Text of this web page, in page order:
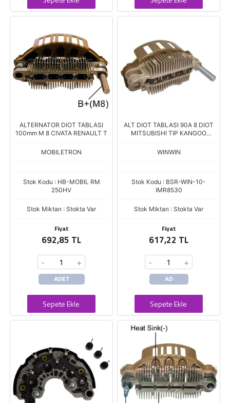
ALTERNATOR DIOT TABLASI
100mm M 8 CIVATA RENAULT T
MOBILETRON
Stok Kodu : HB-MOBIL RM
250HV
Stok Miktarı : Stokta Var
Fiyat
692,85 TL
- +
ADET
Sepete Ekle
ALT DIOT TABLASI 90A 8 DIOT
MITSUBISHI TIP KANGOO
2003-> IMR-85668 RM128
WINWIN
Stok Kodu : BSR-WIN-10-
IMR8530
Stok Miktarı : Stokta Var
Fiyat
617,22 TL
- +
AD
Sepete Ekle